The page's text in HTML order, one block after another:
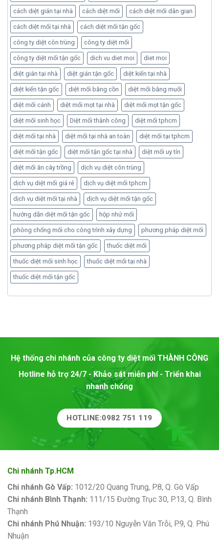
cách diệt gián tại nhà cách diệt mối cách diệt mối dân gian
cách diệt mối tại nhà cách diệt mối tận gốc
công ty diệt côn trùng công ty diệt mối
công ty diệt mối tận gốc dich vu diet moi diet moi
diệt gián tại nhà diệt gián tận gốc diệt kiến tại nhà
diệt kiến tận gốc diệt mối bằng cồn diệt mối bằng muối
diệt mối cánh diệt mối mọt tại nhà diệt mối mọt tận gốc
diệt mối sinh học Diệt mối thành công diệt mối tphcm
diệt mối tại nhà diệt mối tại nhà an toàn diệt mối tại tphcm
diệt mối tận gốc diệt mối tận gốc tại nhà diệt mối uy tín
diệt mối ăn cây trồng dịch vụ diệt côn trùng
dịch vụ diệt mối giá rẻ dịch vụ diệt mối tphcm
dịch vụ diệt mối tại nhà dịch vụ diệt mối tận gốc
hướng dẫn diệt mối tận gốc hộp nhử mối
phòng chống mối cho công trình xây dựng phương pháp diệt mối
phương pháp diệt mối tận gốc thuốc diệt mối
thuốc diệt mối sinh học thuốc diệt mối tại nhà
thuốc diệt mối tận gốc
Hệ thống chi nhánh của công ty diệt mối THÀNH CÔNG
Hotline hỗ trợ 24/7 - Khảo sát miễn phí - Triển khai
nhanh chóng
HOTLINE:0982 751 119
Chi nhánh Tp.HCM
Chi nhánh Gò Vấp: 1012/20 Quang Trung, P.8, Q. Gò Vấp
Chi nhánh Bình Thạnh: 111/15 Đường Trục 30, P.13, Q. Bình
Thạnh
Chi nhánh Phú Nhuận: 193/10 Nguyễn Văn Trỗi, P.9, Q. Phú
Nhuận